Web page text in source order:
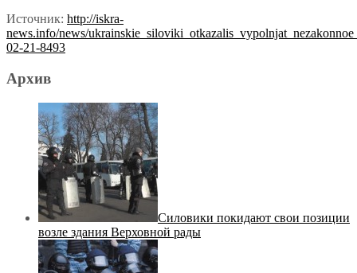
Источник: http://iskra-
news.info/news/
02-21-8493
Архив
Силовики покидают свои позиции
возле здания Верховной рады